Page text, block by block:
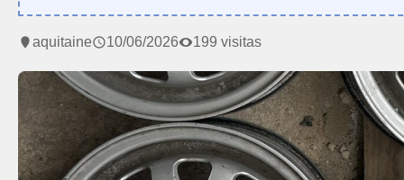
aquitaine 10/06/2026 199 visitas